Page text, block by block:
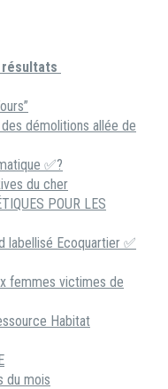
résultats
démolitions allée de
✅?
du cher
POUR LES
labellisé Ecoquartier ✅
femmes victimes de
Habitat
du mois